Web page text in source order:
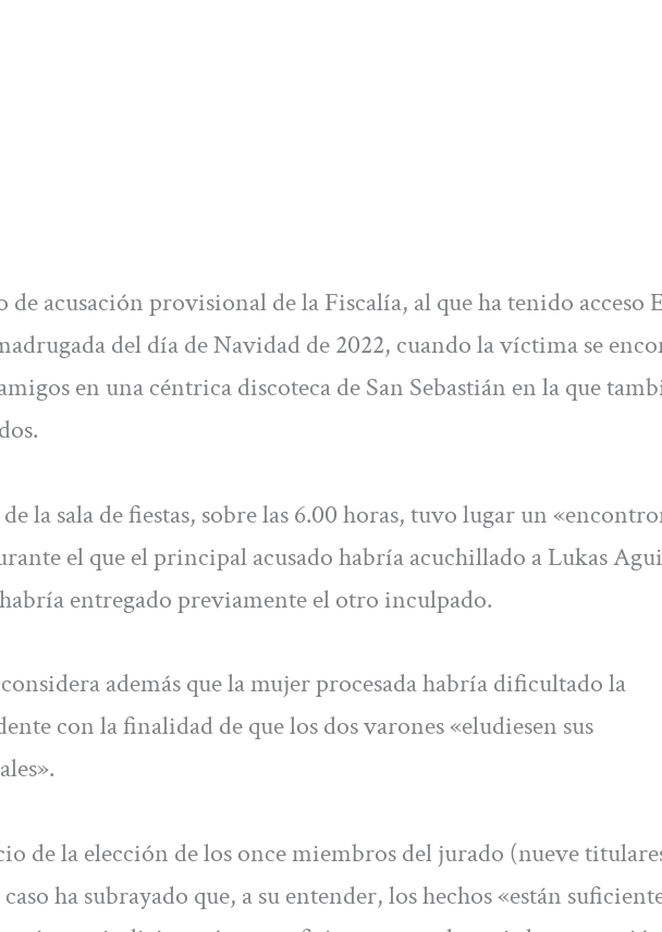
de acusación provisional de la Fiscalía, al que ha tenido acceso
del día de Navidad de 2022, cuando la víctima se
en una céntrica discoteca de San Sebastián en la que
la sala de fiestas, sobre las 6.00 horas, tuvo lugar un
el que el principal acusado habría acuchillado a Lukas
entregado previamente el otro inculpado.
además que la mujer procesada habría dificultado la
con la finalidad de que los dos varones «eludiesen sus
de la elección de los once miembros del jurado (nueve
ha subrayado que, a su entender, los hechos «están